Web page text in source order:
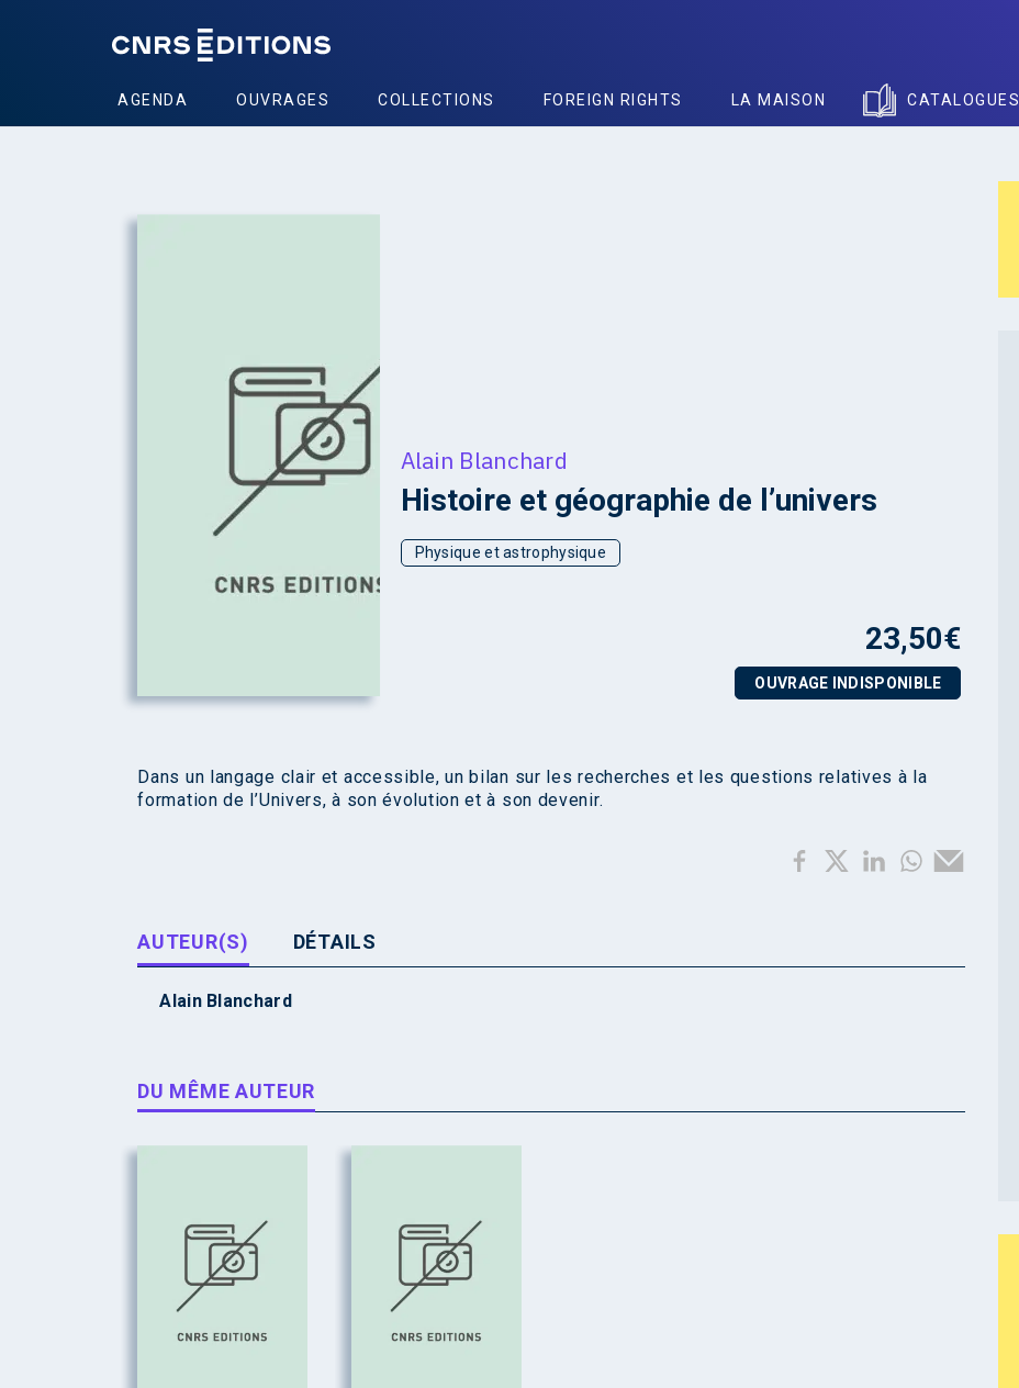
AGENDA OUVRAGES COLLECTIONS FOREIGN RIGHTS LA MAISON CATALOGUES
Alain Blanchard
Histoire et géographie de l’univers
Physique et astrophysique
23,50€
OUVRAGE INDISPONIBLE
Dans un langage clair et accessible, un bilan sur les recherches et les questions relatives à la
formation de l’Univers, à son évolution et à son devenir.
AUTEUR(S) DÉTAILS
Alain Blanchard
DU MÊME AUTEUR